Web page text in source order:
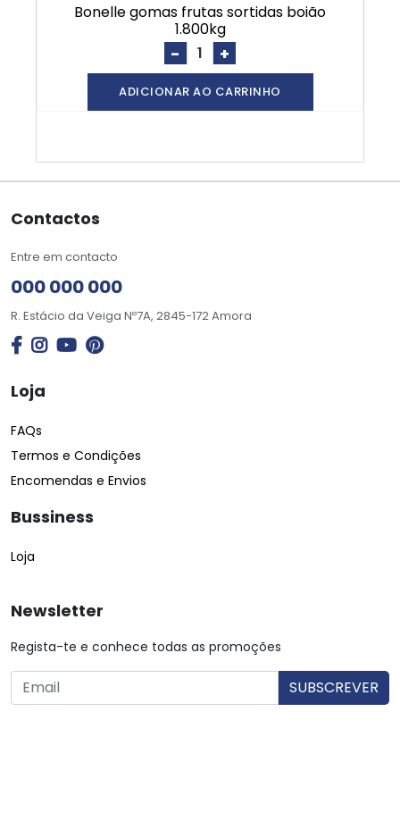
bonelle gomas frutas sortidas boião
1.800kg
- +
ADICIONAR AO CARRINHO
Contactos
Entre em contacto
000 000 000
R. Estácio da Veiga Nº7A, 2845-172 Amora
Loja
FAQs
Termos e Condições
Encomendas e Envios
Bussiness
Loja
Newsletter
Regista-te e conhece todas as promoções